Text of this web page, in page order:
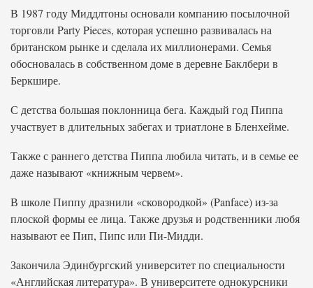
В 1987 году Миддлтоны основали компанию посылочной
торговли Party Pieces, которая успешно развивалась на
британском рынке и сделала их миллионерами. Семья
обосновалась в собственном доме в деревне Баклбери в
Беркшире.
С детства большая поклонница бега. Каждый год Пиппа
участвует в длительных забегах и триатлоне в Бленхейме.
Также с раннего детства Пиппа любила читать, и в семье ее
даже называют «книжным червем».
В школе Пиппу дразнили «сковородкой» (Panface) из-за
плоской формы ее лица. Также друзья и родственники любя
называют ее Пип, Пипс или Пи-Мидди.
Закончила Эдинбургский университет по специальности
«Английская литература». В университете однокурсники